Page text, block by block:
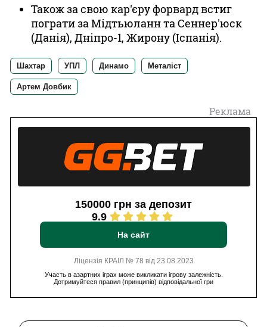
Також за свою кар'єру форвард встиг
пограти за Мідтьюланн та Сеннер'юск
(Данія), Дніпро-1, Жирону (Іспанія).
Шахтар УПЛ Динамо Металіст
Артем Довбик
Реклама
150000 грн за депозит
9.9
На сайт
Ліцензія КРАІЛ № 78 від 23.08.2023
Участь в азартних іграх може викликати ігрову залежність.
Дотримуйтеся правил (принципів) відповідальної гри